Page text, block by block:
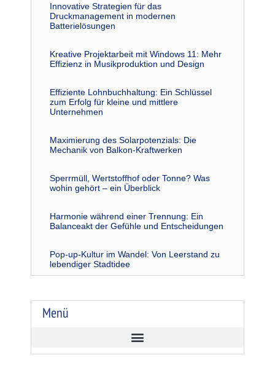
Innovative Strategien für das
Druckmanagement in modernen
Batterielösungen
Kreative Projektarbeit mit Windows 11: Mehr
Effizienz in Musikproduktion und Design
Effiziente Lohnbuchhaltung: Ein Schlüssel
zum Erfolg für kleine und mittlere
Unternehmen
Maximierung des Solarpotenzials: Die
Mechanik von Balkon-Kraftwerken
Sperrmüll, Wertstoffhof oder Tonne? Was
wohin gehört – ein Überblick
Harmonie während einer Trennung: Ein
Balanceakt der Gefühle und Entscheidungen
Pop-up-Kultur im Wandel: Von Leerstand zu
lebendiger Stadtidee
Menü